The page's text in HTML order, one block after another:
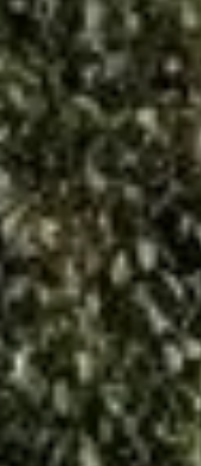
technische dag, een
stoelmassage en
Alles in een
alles mag!
www.ccrlemmer.nl
www.vdwstoffering.nl www.puur24.nl
www.schokland.nl